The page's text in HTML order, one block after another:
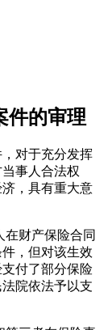
件的审理
对于充分发挥
事人合法权
，具有重大意
在财产保险合同
，但对该生效
付了部分保险
院依法予以支